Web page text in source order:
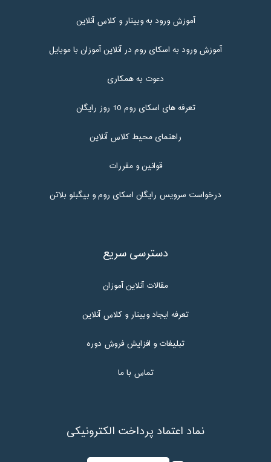
آموزش ورود به وبینار و کلاس آنلاین
آموزش ورود به اسکای روم در آنلاین آموزان با موبایل
دعوت به همکاری
تعرفه های اسکای روم 10 روز رایگان
راهنمای محیط کلاس آنلاین
قوانین و مقررات
درخواست سرویس رایگان اسکای روم و بیگبلو بلاتن
دسترسی سریع
مقالات آنلاین آموزان
تعرفه ایجاد وبینار و کلاس آنلاین
تبلیغات و افزایش فروش دوره
تماس با ما
نماد اعتماد پرداخت الکترونیکی